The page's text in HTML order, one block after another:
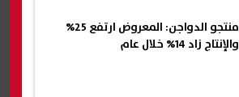
منتجو الدواجن: المعروض ارتفع 25%
والإنتاج زاد 14% خلال عام